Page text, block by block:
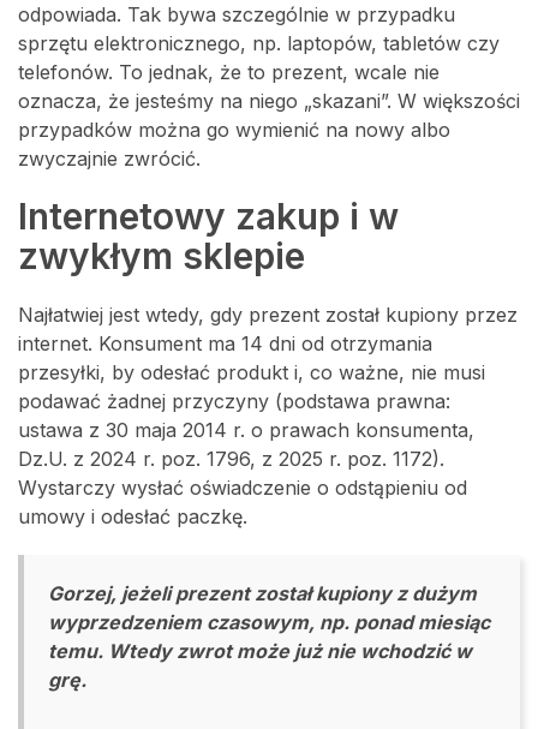
odpowiada. Tak bywa szczególnie w przypadku
sprzętu elektronicznego, np. laptopów, tabletów czy
telefonów. To jednak, że to prezent, wcale nie
oznacza, że jesteśmy na niego „skazani”. W większości
przypadków można go wymienić na nowy albo
zwyczajnie zwrócić.
Internetowy zakup i w
zwykłym sklepie
Najłatwiej jest wtedy, gdy prezent został kupiony przez
internet. Konsument ma 14 dni od otrzymania
przesyłki, by odesłać produkt i, co ważne, nie musi
podawać żadnej przyczyny (podstawa prawna:
ustawa z 30 maja 2014 r. o prawach konsumenta,
Dz.U. z 2024 r. poz. 1796, z 2025 r. poz. 1172).
Wystarczy wysłać oświadczenie o odstąpieniu od
umowy i odesłać paczkę.
Gorzej, jeżeli prezent został kupiony z dużym
wyprzedzeniem czasowym, np. ponad miesiąc
temu. Wtedy zwrot może już nie wchodzić w
grę.